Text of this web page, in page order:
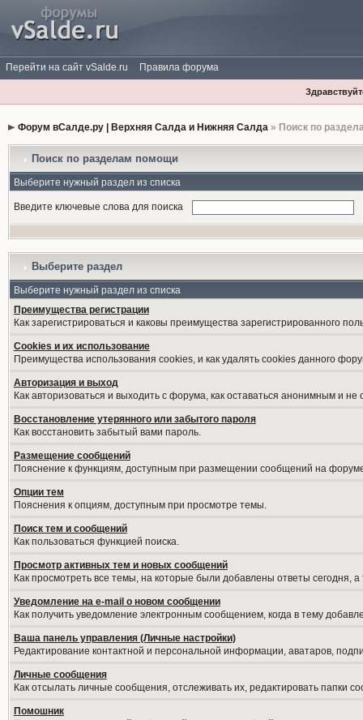
Перейти на сайт vSalde.ru Правила форума
Форум вСалде.ру | Верхняя Салда и Нижняя Салда» Поиск по
Поиск по разделам помощи
Выберите нужный раздел из списка
Введите ключевые слова для поиска
Выберите раздел
Выберите нужный раздел из списка
Преимущества регистрации
Как зарегистрироваться и каковы преимущества зарегистрированного
Cookies и их использование
Преимущества использования cookies, и как удалять cookies данного
Авторизация и выход
Как авторизоваться и выходить с форума, как оставаться анонимным и
Восстановление утерянного или забытого пароля
Как восстановить забытый вами пароль.
Размещение сообщений
Пояснение к функциям, доступным при размещении сообщений на
Опции тем
Пояснения к опциям, доступным при просмотре темы.
Поиск тем и сообщений
Как пользоваться функцией поиска.
Просмотр активных тем и новых сообщений
Как просмотреть все темы, на которые были добавлены ответы сегодня,
Уведомление на е-mail о новом сообщении
Как получить уведомление электронным сообщением, когда в тему
Ваша панель управления (Личные настройки)
Редактирование контактной и персональной информации, аватаров,
Личные сообщения
Как отсылать личные сообщения, отслеживать их, редактировать папки
Помошник